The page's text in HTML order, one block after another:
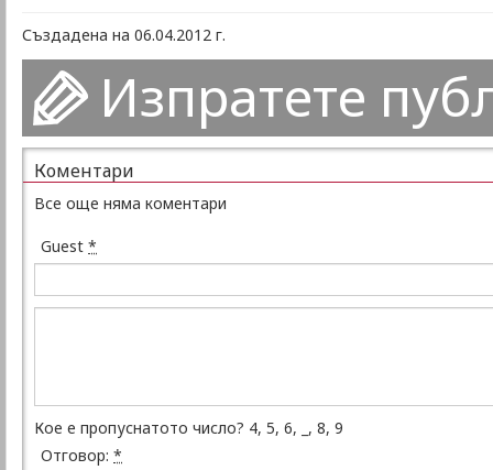
Създадена на 06.04.2012 г.
Изпратете
Коментари
Все още няма коментари
Guest *
Кое е пропуснатото число? 4, 5, 6, _, 8, 9
Отговор: *